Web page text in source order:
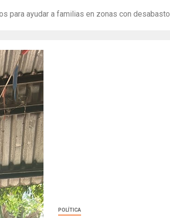
para ayudar a familias en zonas con desabasto
POLÍTICA